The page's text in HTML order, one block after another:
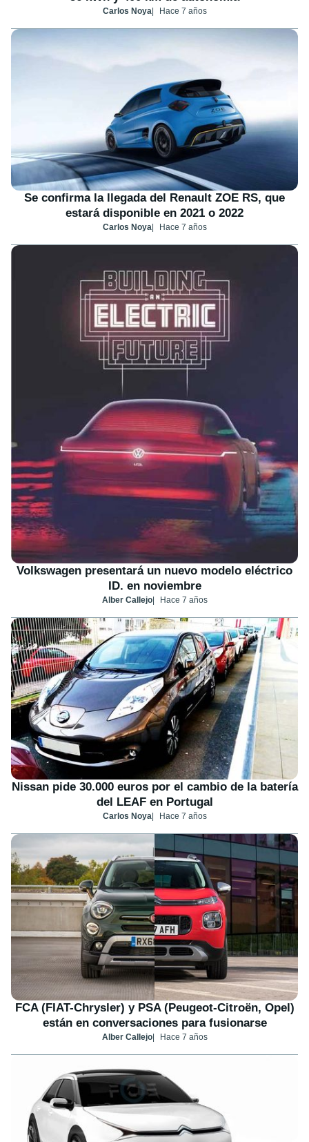
Carlos Noya Hace 7 años
Se confirma la llegada del Renault ZOE RS, que
estará disponible en 2021 o 2022
Carlos Noya Hace 7 años
Volkswagen presentará un nuevo modelo eléctrico
ID. en noviembre
Alber Callejo Hace 7 años
Nissan pide 30.000 euros por el cambio de la batería
del LEAF en Portugal
Carlos Noya Hace 7 años
FCA (FIAT-Chrysler) y PSA (Peugeot-Citroën, Opel)
están en conversaciones para fusionarse
Alber Callejo Hace 7 años